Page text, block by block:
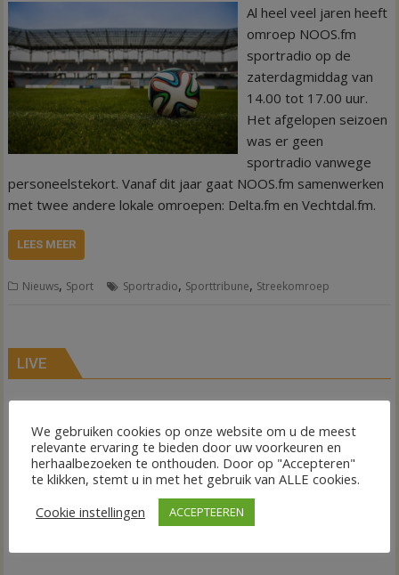
Al heel veel jaren heeft
omroep NOOS.fm
sportradio op de
zaterdagmiddag van
14.00 tot 17.00 uur.
Het afgelopen seizoen
was er geen
sportradio vanwege
personeelstekort. Vanaf dit jaar gaat NOOS.fm samenwerken
met twee andere lokale omroepen: Delta.fm en Vechtdal.fm.
LEES MEER
Nieuws, Sport Sportradio, Sporttribune, Streekomroep
LIVE
We gebruiken cookies op onze website om u de meest
relevante ervaring te bieden door uw voorkeuren en
herhaalbezoeken te onthouden. Door op "Accepteren"
te klikken, stemt u in met het gebruik van ALLE cookies.
Cookie instellingen
ACCEPTEEREN